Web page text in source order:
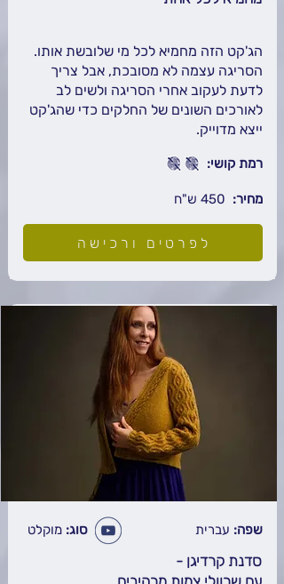
הג'קט הזה מחמיא לכל מי שלובשת אותו.
הסריגה עצמה לא מסובכת, אבל צריך
לדעת לעקוב אחרי הסריגה ולשים לב
לאורכים השונים של החלקים כדי שהג'קט
ייצא מדוייק.
רמת קושי:
מחיר:
לפרטים ורכישה
סוג:מוקלט שפה: עברית
סדנת קרדיגן -